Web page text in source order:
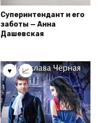
Суперинтендант и его
заботы — Анна
Дашевская